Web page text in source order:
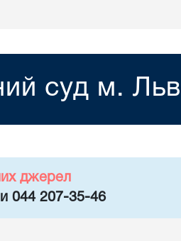
суд м.
джерел
044 207-35-46